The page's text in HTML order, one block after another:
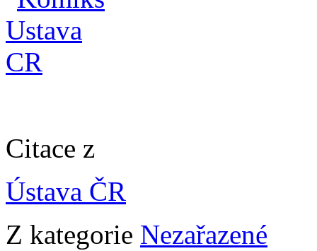
Citace z
Ústava ČR
Z kategorie Nezařazené